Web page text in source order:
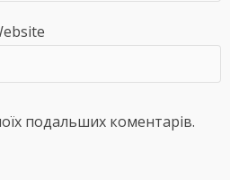
подальших коментарів.